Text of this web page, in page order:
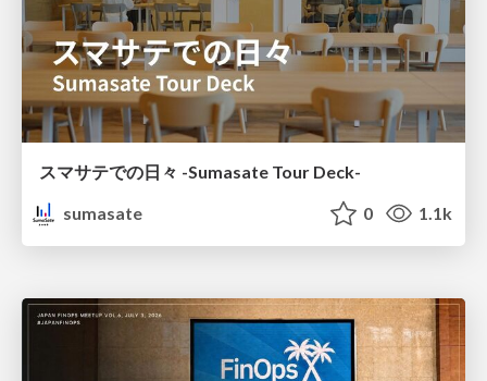
スマサテでの日々 -Sumasate Tour Deck-
sumasate
0 1.1k